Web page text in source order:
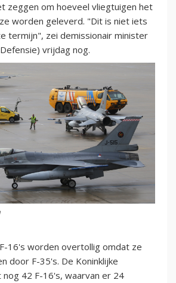
zeggen om hoeveel vliegtuigen het
worden geleverd. "Dit is niet iets
termijn", zei demissionair minister
vrijdag nog.
16's worden overtollig omdat ze
door F-35's. De Koninklijke
nog 42 F-16's, waarvan er 24